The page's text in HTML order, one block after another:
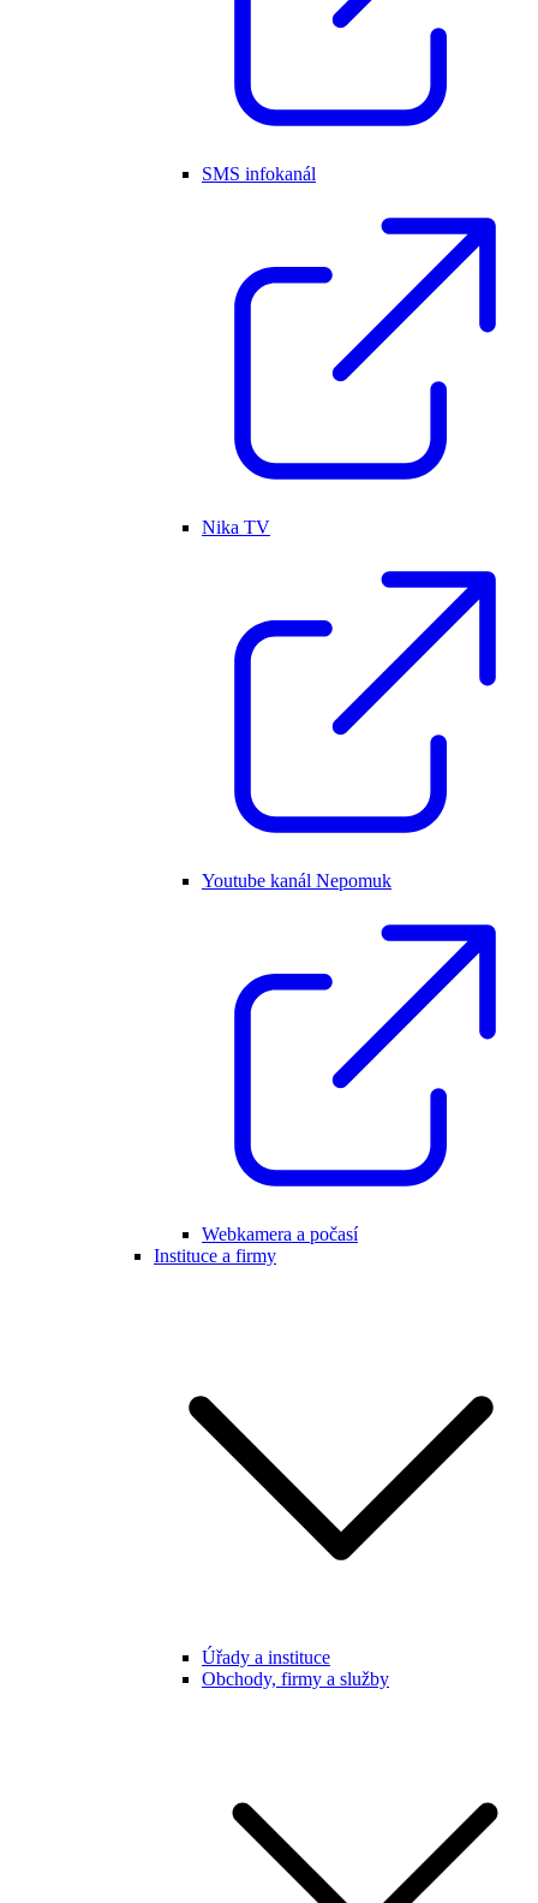
SMS infokanál
Nika TV
Youtube kanál Nepomuk
Webkamera a počasí
Instituce a firmy
Úřady a instituce
Obchody, firmy a služby